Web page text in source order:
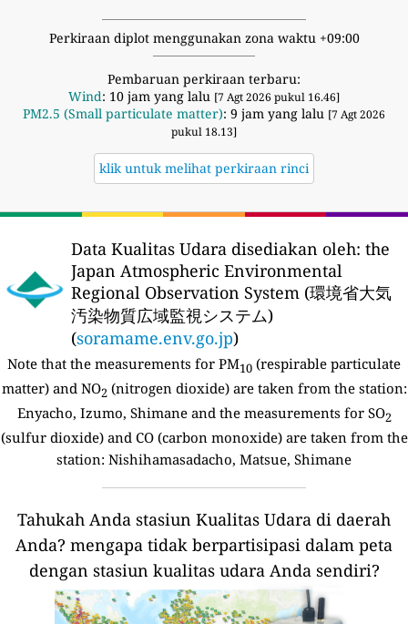
Perkiraan diplot menggunakan zona waktu +09:00
Pembaruan perkiraan terbaru:
Wind: 10 jam yang lalu [7 Agt 2026 pukul 16.46]
PM2.5 (Small particulate matter): 9 jam yang lalu [7 Agt 2026
pukul 18.13]
klik untuk melihat perkiraan rinci
Data Kualitas Udara disediakan oleh: the
Japan Atmospheric Environmental
Regional Observation System (環境省大気
汚染物質広域監視システム)
(soramame.env.go.jp)
Note that the measurements for PM10 (respirable particulate
matter) and NO2 (nitrogen dioxide) are taken from the station:
Enyacho, Izumo, Shimane and the measurements for SO2
(sulfur dioxide) and CO (carbon monoxide) are taken from the
station: Nishihamasadacho, Matsue, Shimane
Tahukah Anda stasiun Kualitas Udara di daerah
Anda? mengapa tidak berpartisipasi dalam peta
dengan stasiun kualitas udara Anda sendiri?